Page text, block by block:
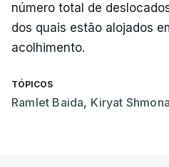
número total de
dos quais estão alojados
acolhimento.
TÓPICOS
Ramlet Baida, Kiryat Shmona